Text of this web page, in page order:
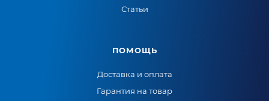
Статьи
ПОМОЩЬ
Доставка и оплата
Гарантия на товар